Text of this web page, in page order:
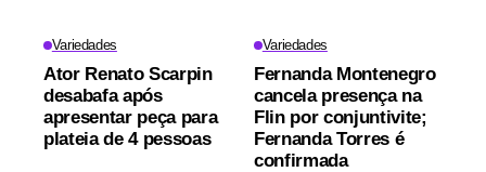
Variedades
Ator Renato Scarpin
desabafa após
apresentar peça para
plateia de 4 pessoas
Variedades
Fernanda Montenegro
cancela presença na
Flin por conjuntivite;
Fernanda Torres é
confirmada